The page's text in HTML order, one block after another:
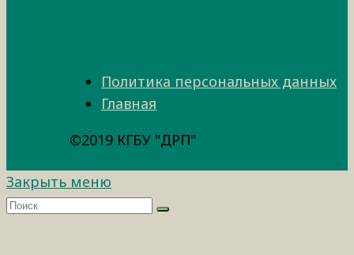
Политика персональных данных
Главная
©2019 КГБУ "ДРП"
Закрыть меню